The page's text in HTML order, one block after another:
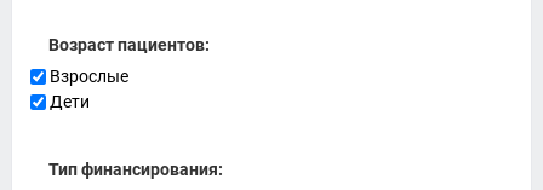
Возраст пациентов:
Взрослые
Дети
Тип финансирования: